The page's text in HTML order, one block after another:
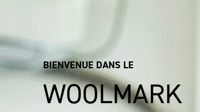
BIENVENUE DANS LE
WOOLMARK